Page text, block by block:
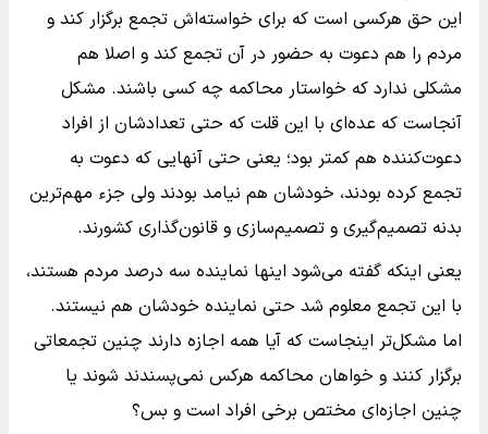
این حق هرکسی است که برای خواسته‌اش تجمع برگزار کند و
مردم را هم دعوت به حضور در آن تجمع کند و اصلا هم
مشکلی ندارد که خواستار محاکمه چه کسی باشند. مشکل
آنجاست که عده‌ای با این قلت که حتی تعدادشان از افراد
دعوت‌کننده هم کمتر بود؛ یعنی حتی آنهایی که دعوت به
تجمع کرده بودند، خودشان هم نیامد بودند ولی جزء مهم‌ترین
بدنه تصمیم‌گیری و تصمیم‌سازی و قانون‌گذاری کشورند.
یعنی اینکه گفته می‌شود اینها نماینده سه درصد مردم هستند،
با این تجمع معلوم شد حتی نماینده خودشان هم نیستند.
اما مشکل‌تر اینجاست که آیا همه اجازه دارند چنین تجمعاتی
برگزار کنند و خواهان محاکمه هرکس نمی‌پسندند شوند یا
چنین اجازه‌ای مختص برخی افراد است و بس؟